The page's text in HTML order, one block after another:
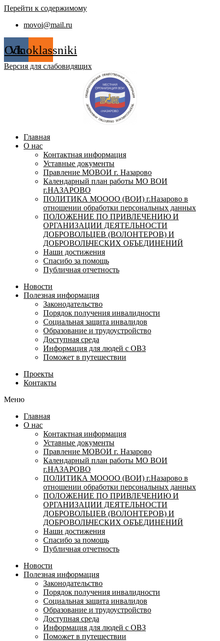
Перейти к содержимому
movoi@mail.ru
Vk
Odnoklassniki
Версия для слабовидящих
Главная
О нас
Контактная информация
Уставные документы
Правление МОВОИ г. Назарово
Календарный план работы МО ВОИ
г.НАЗАРОВО
ПОЛИТИКА МОООО (ВОИ) г.Назарово в
отношении обработки персональных данных
ПОЛОЖЕНИЕ ПО ПРИВЛЕЧЕНИЮ И
ОРГАНИЗАЦИИ ДЕЯТЕЛЬНОСТИ
ДОБРОВОЛЬЦЕВ (ВОЛОНТЕРОВ) И
ДОБРОВОЛЬЧЕСКИХ ОБЪЕДИНЕНИЙ
Наши достижения
Спасибо за помощь
Публичная отчетность
Новости
Полезная информация
Законодательство
Порядок получения инвалидности
Социальная защита инвалидов
Образование и трудоустройство
Доступная среда
Информация для людей с ОВЗ
Поможет в путешествии
Проекты
Контакты
Меню
Главная
О нас
Контактная информация
Уставные документы
Правление МОВОИ г. Назарово
Календарный план работы МО ВОИ
г.НАЗАРОВО
ПОЛИТИКА МОООО (ВОИ) г.Назарово в
отношении обработки персональных данных
ПОЛОЖЕНИЕ ПО ПРИВЛЕЧЕНИЮ И
ОРГАНИЗАЦИИ ДЕЯТЕЛЬНОСТИ
ДОБРОВОЛЬЦЕВ (ВОЛОНТЕРОВ) И
ДОБРОВОЛЬЧЕСКИХ ОБЪЕДИНЕНИЙ
Наши достижения
Спасибо за помощь
Публичная отчетность
Новости
Полезная информация
Законодательство
Порядок получения инвалидности
Социальная защита инвалидов
Образование и трудоустройство
Доступная среда
Информация для людей с ОВЗ
Поможет в путешествии